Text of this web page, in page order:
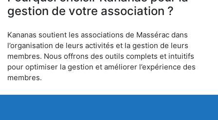
gestion de votre association ?
Kananas soutient les associations de Massérac dans
l’organisation de leurs activités et la gestion de leurs
membres. Nous offrons des outils complets et intuitifs
pour optimiser la gestion et améliorer l’expérience des
membres.